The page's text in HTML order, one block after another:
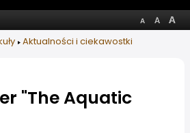
Aktualności i ciekawostki
"The Aquatic